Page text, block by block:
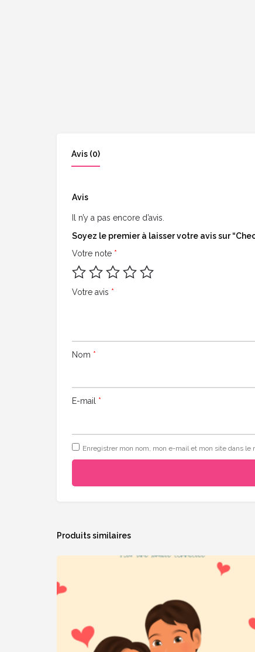
Avis (0)
Avis
Il n’y a pas encore d’avis.
Soyez le premier à laisser votre avis sur
Votre note *
Votre avis *
Nom *
E-mail *
Enregistrer mon nom, mon e-mail et mon site dans le
Produits similaires